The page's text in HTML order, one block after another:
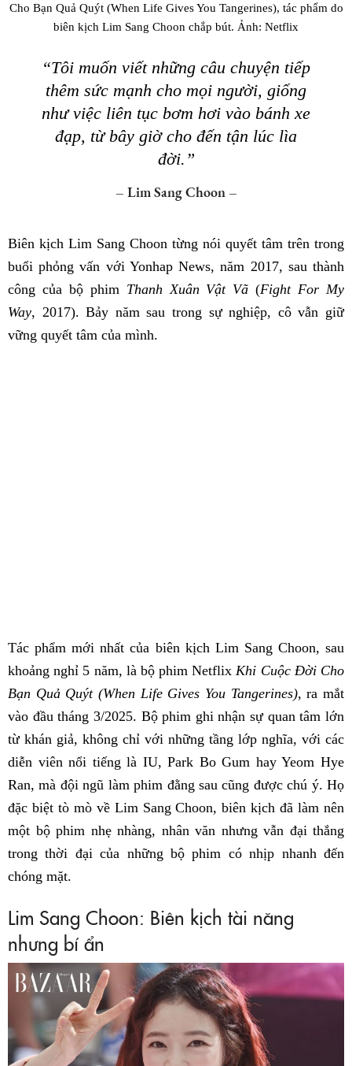
Cho Bạn Quả Quýt (When Life Gives You Tangerines), tác phẩm do
biên kịch Lim Sang Choon chắp bút. Ảnh: Netflix
“Tôi muốn viết những câu chuyện tiếp
thêm sức mạnh cho mọi người, giống
như việc liên tục bơm hơi vào bánh xe
đạp, từ bây giờ cho đến tận lúc lìa
đời.”
– Lim Sang Choon –
Biên kịch Lim Sang Choon từng nói quyết tâm trên trong
buổi phỏng vấn với Yonhap News, năm 2017, sau thành
công của bộ phim Thanh Xuân Vật Vã (Fight For My
Way, 2017). Bảy năm sau trong sự nghiệp, cô vẫn giữ
vững quyết tâm của mình.
Tác phẩm mới nhất của biên kịch Lim Sang Choon, sau
khoảng nghỉ 5 năm, là bộ phim Netflix Khi Cuộc Đời Cho
Bạn Quả Quýt (When Life Gives You Tangerines), ra mắt
vào đầu tháng 3/2025. Bộ phim ghi nhận sự quan tâm lớn
từ khán giả, không chỉ với những tầng lớp nghĩa, với các
diễn viên nổi tiếng là IU, Park Bo Gum hay Yeom Hye
Ran, mà đội ngũ làm phim đằng sau cũng được chú ý. Họ
đặc biệt tò mò về Lim Sang Choon, biên kịch đã làm nên
một bộ phim nhẹ nhàng, nhân văn nhưng vẫn đại thắng
trong thời đại của những bộ phim có nhịp nhanh đến
chóng mặt.
Lim Sang Choon: Biên kịch tài năng
nhưng bí ẩn